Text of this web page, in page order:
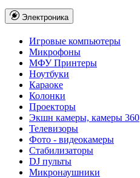
Электроника
Игровые компьютеры
Микрофоны
МФУ Принтеры
Ноутбуки
Караоке
Колонки
Проекторы
Экшн камеры, камеры 360
Телевизоры
Фото - видеокамеры
Стабилизаторы
DJ пульты
Микронаушники